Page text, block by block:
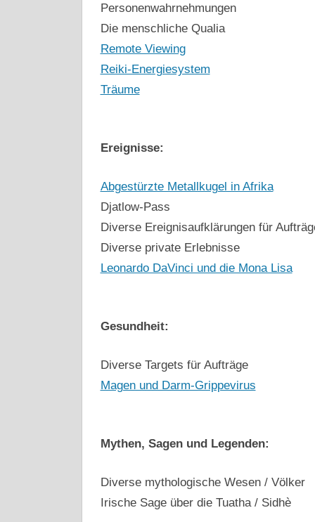
Personenwahrnehmungen
Die menschliche Qualia
Remote Viewing
Reiki-Energiesystem
Träume
Ereignisse:
Abgestürzte Metallkugel in Afrika
Djatlow-Pass
Diverse Ereignisaufklärungen für
Diverse private Erlebnisse
Leonardo DaVinci und die Mona Lisa
Gesundheit:
Diverse Targets für Aufträge
Magen und Darm-Grippevirus
Mythen, Sagen und Legenden:
Diverse mythologische Wesen / Völker
Irische Sage über die Tuatha / Sidhè